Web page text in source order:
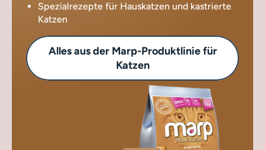
Spezialrezepte für Hauskatzen und kastrierte
Katzen
Alles aus der Marp-Produktlinie für
Katzen